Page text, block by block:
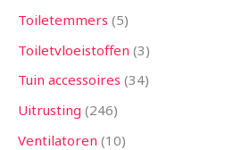
Toiletemmers 5
Toiletvloeistoffen 3
Tuin accessoires 34
Uitrusting 246
Ventilatoren 10